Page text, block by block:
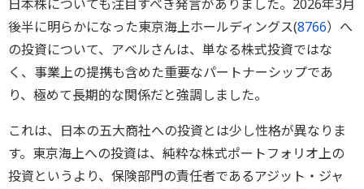
日本株についても注目すべき発言がありました。2026年3月
後半に明らかになった東京海上ホールディングス(8766）へ
の投資について、アベルさんは、単なる株式投資ではな
く、事業上の提携も含めた重要なパートナーシップであ
り、極めて長期的な関係だと強調しました。
これは、日本の五大商社への投資とは少し性格が異なりま
す。東京海上への投資は、純粋な株式ポートフォリオ上の
投資というより、保険部門の責任者であるアジット・ジャ